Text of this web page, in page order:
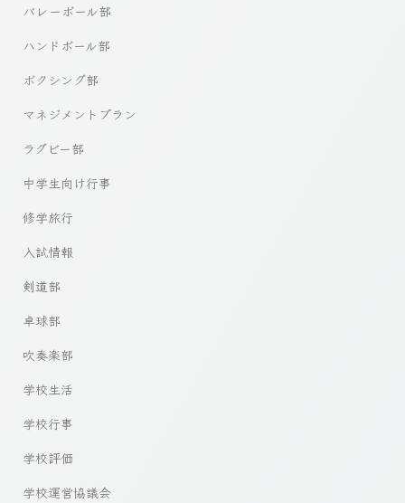
バレーボール部
ハンドボール部
ボクシング部
マネジメントプラン
ラグビー部
中学生向け行事
修学旅行
入試情報
剣道部
卓球部
吹奏楽部
学校生活
学校行事
学校評価
学校運営協議会